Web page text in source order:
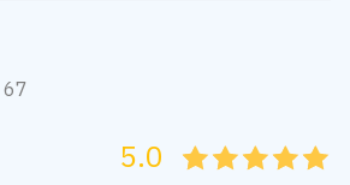
45
4
35
3
25
2
15
1
05
5.0